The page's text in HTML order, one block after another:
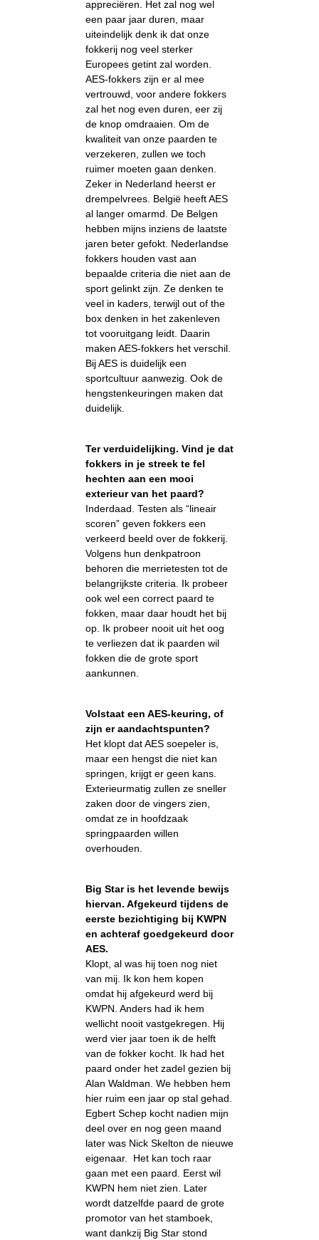
appreciëren. Het zal nog wel
een paar jaar duren, maar
uiteindelijk denk ik dat onze
fokkerij nog veel sterker
Europees getint zal worden.
AES-fokkers zijn er al mee
vertrouwd, voor andere fokkers
zal het nog even duren, eer zij
de knop omdraaien. Om de
kwaliteit van onze paarden te
verzekeren, zullen we toch
ruimer moeten gaan denken.
Zeker in Nederland heerst er
drempelvrees. België heeft AES
al langer omarmd. De Belgen
hebben mijns inziens de laatste
jaren beter gefokt. Nederlandse
fokkers houden vast aan
bepaalde criteria die niet aan de
sport gelinkt zijn. Ze denken te
veel in kaders, terwijl out of the
box denken in het zakenleven
tot vooruitgang leidt. Daarin
maken AES-fokkers het verschil.
Bij AES is duidelijk een
sportcultuur aanwezig. Ook de
hengstenkeuringen maken dat
duidelijk.
Ter verduidelijking. Vind je dat
fokkers in je streek te fel
hechten aan een mooi
exterieur van het paard?
Inderdaad. Testen als “lineair
scoren” geven fokkers een
verkeerd beeld over de fokkerij.
Volgens hun denkpatroon
behoren die merrietesten tot de
belangrijkste criteria. Ik probeer
ook wel een correct paard te
fokken, maar daar houdt het bij
op. Ik probeer nooit uit het oog
te verliezen dat ik paarden wil
fokken die de grote sport
aankunnen.
Volstaat een AES-keuring, of
zijn er aandachtspunten?
Het klopt dat AES soepeler is,
maar een hengst die niet kan
springen, krijgt er geen kans.
Exterieurmatig zullen ze sneller
zaken door de vingers zien,
omdat ze in hoofdzaak
springpaarden willen
overhouden.
Big Star is het levende bewijs
hiervan. Afgekeurd tijdens de
eerste bezichtiging bij KWPN
en achteraf goedgekeurd door
AES.
Klopt, al was hij toen nog niet
van mij. Ik kon hem kopen
omdat hij afgekeurd werd bij
KWPN. Anders had ik hem
wellicht nooit vastgekregen. Hij
werd vier jaar toen ik de helft
van de fokker kocht. Ik had het
paard onder het zadel gezien bij
Alan Waldman. We hebben hem
hier ruim een jaar op stal gehad.
Egbert Schep kocht nadien mijn
deel over en nog geen maand
later was Nick Skelton de nieuwe
eigenaar. Het kan toch raar
gaan met een paard. Eerst wil
KWPN hem niet zien. Later
wordt datzelfde paard de grote
promotor van het stamboek,
want dankzij Big Star stond